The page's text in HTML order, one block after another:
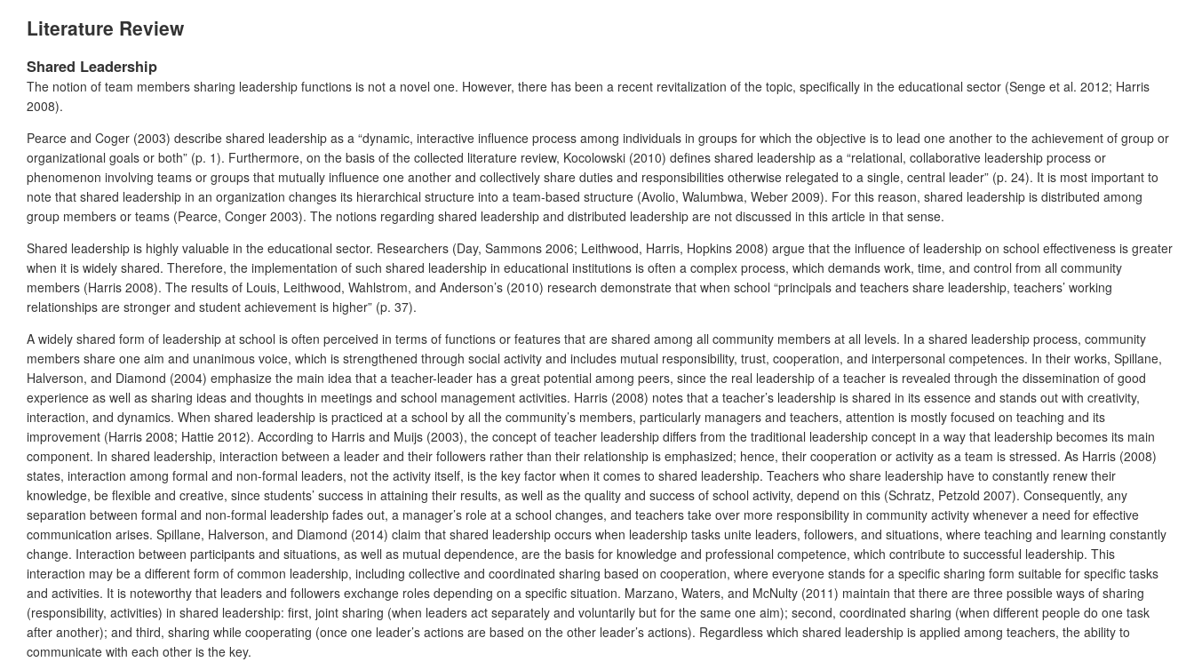
Literature Review
Shared Leadership
The notion of team members sharing leadership functions is not a novel one. However, there has been a recent revitalization of the topic, specifically in the educational sector (Senge et al. 2012; Harris
2008).
Pearce and Coger (2003) describe shared leadership as a “dynamic, interactive influence process among individuals in groups for which the objective is to lead one another to the achievement of group or
organizational goals or both” (p. 1). Furthermore, on the basis of the collected literature review, Kocolowski (2010) defines shared leadership as a “relational, collaborative leadership process or
phenomenon involving teams or groups that mutually influence one another and collectively share duties and responsibilities otherwise relegated to a single, central leader” (p. 24). It is most important to
note that shared leadership in an organization changes its hierarchical structure into a team-based structure (Avolio, Walumbwa, Weber 2009). For this reason, shared leadership is distributed among
group members or teams (Pearce, Conger 2003). The notions regarding shared leadership and distributed leadership are not discussed in this article in that sense.
Shared leadership is highly valuable in the educational sector. Researchers (Day, Sammons 2006; Leithwood, Harris, Hopkins 2008) argue that the influence of leadership on school effectiveness is greater
when it is widely shared. Therefore, the implementation of such shared leadership in educational institutions is often a complex process, which demands work, time, and control from all community
members (Harris 2008). The results of Louis, Leithwood, Wahlstrom, and Anderson’s (2010) research demonstrate that when school “principals and teachers share leadership, teachers’ working
relationships are stronger and student achievement is higher” (p. 37).
A widely shared form of leadership at school is often perceived in terms of functions or features that are shared among all community members at all levels. In a shared leadership process, community
members share one aim and unanimous voice, which is strengthened through social activity and includes mutual responsibility, trust, cooperation, and interpersonal competences. In their works, Spillane,
Halverson, and Diamond (2004) emphasize the main idea that a teacher-leader has a great potential among peers, since the real leadership of a teacher is revealed through the dissemination of good
experience as well as sharing ideas and thoughts in meetings and school management activities. Harris (2008) notes that a teacher’s leadership is shared in its essence and stands out with creativity,
interaction, and dynamics. When shared leadership is practiced at a school by all the community’s members, particularly managers and teachers, attention is mostly focused on teaching and its
improvement (Harris 2008; Hattie 2012). According to Harris and Muijs (2003), the concept of teacher leadership differs from the traditional leadership concept in a way that leadership becomes its main
component. In shared leadership, interaction between a leader and their followers rather than their relationship is emphasized; hence, their cooperation or activity as a team is stressed. As Harris (2008)
states, interaction among formal and non-formal leaders, not the activity itself, is the key factor when it comes to shared leadership. Teachers who share leadership have to constantly renew their
knowledge, be flexible and creative, since students’ success in attaining their results, as well as the quality and success of school activity, depend on this (Schratz, Petzold 2007). Consequently, any
separation between formal and non-formal leadership fades out, a manager’s role at a school changes, and teachers take over more responsibility in community activity whenever a need for effective
communication arises. Spillane, Halverson, and Diamond (2014) claim that shared leadership occurs when leadership tasks unite leaders, followers, and situations, where teaching and learning constantly
change. Interaction between participants and situations, as well as mutual dependence, are the basis for knowledge and professional competence, which contribute to successful leadership. This
interaction may be a different form of common leadership, including collective and coordinated sharing based on cooperation, where everyone stands for a specific sharing form suitable for specific tasks
and activities. It is noteworthy that leaders and followers exchange roles depending on a specific situation. Marzano, Waters, and McNulty (2011) maintain that there are three possible ways of sharing
(responsibility, activities) in shared leadership: first, joint sharing (when leaders act separately and voluntarily but for the same one aim); second, coordinated sharing (when different people do one task
after another); and third, sharing while cooperating (once one leader’s actions are based on the other leader’s actions). Regardless which shared leadership is applied among teachers, the ability to
communicate with each other is the key.